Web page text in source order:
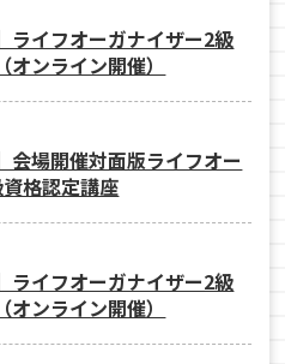
ライフオーガナイザー2級
ンライン開催）
会場開催対面版ライフオー
格認定講座
ライフオーガナイザー2級
ンライン開催）